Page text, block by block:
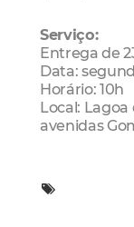
Serviço:
Entrega de
Data:
Horário: 10h
Local:
avenidas